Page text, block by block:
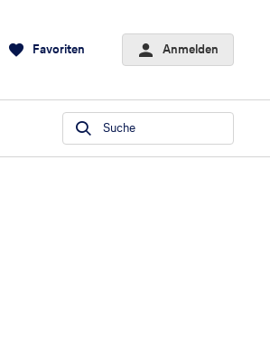
Favoriten Anmelden
Suche